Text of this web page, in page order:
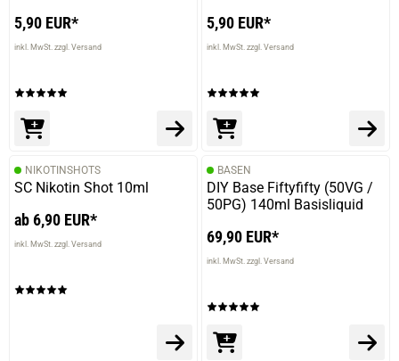
5,90 EUR*
inkl. MwSt. zzgl. Versand
5,90 EUR*
inkl. MwSt. zzgl. Versand
NIKOTINSHOTS
SC Nikotin Shot 10ml
ab 6,90 EUR*
inkl. MwSt. zzgl. Versand
BASEN
DIY Base Fiftyfifty (50VG /
50PG) 140ml Basisliquid
69,90 EUR*
inkl. MwSt. zzgl. Versand